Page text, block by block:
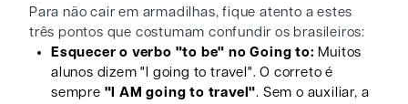
Para não cair em armadilhas, fique atento a estes
três pontos que costumam confundir os brasileiros:
Esquecer o verbo "to be" no Going to: Muitos
alunos dizem "I going to travel". O correto é
sempre "I AM going to travel". Sem o auxiliar, a